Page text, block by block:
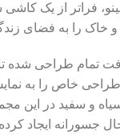
فراتر از یک کاشی
خاک را به فضای
تمام طراحی شده تا
خاص را به نمایش
و سفید در این
جسورانه ایجاد